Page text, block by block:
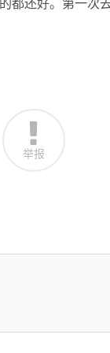
都还好。第一次
举报